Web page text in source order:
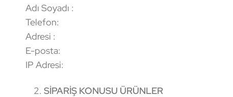
Adı Soyadı :
Telefon:
Adresi :
E-posta:
IP Adresi:
2. SİPARİŞ KONUSU ÜRÜNLER